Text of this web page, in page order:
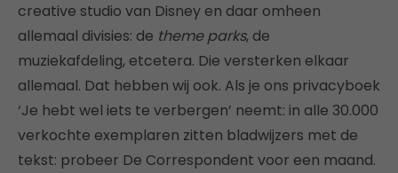
creative studio van Disney en daar omheen
allemaal divisies: de theme parks, de
muziekafdeling, etcetera. Die versterken elkaar
allemaal. Dat hebben wij ook. Als je ons privacyboek
‘Je hebt wel iets te verbergen’ neemt: in alle 30.000
verkochte exemplaren zitten bladwijzers met de
tekst: probeer De Correspondent voor een maand.